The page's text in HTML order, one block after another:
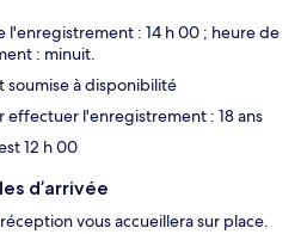
l'enregistrement : 14 h 00 ; heure de
: minuit.
soumise à disponibilité
effectuer l'enregistrement : 18 ans
12 h 00
d’arrivée
vous accueillera sur place.